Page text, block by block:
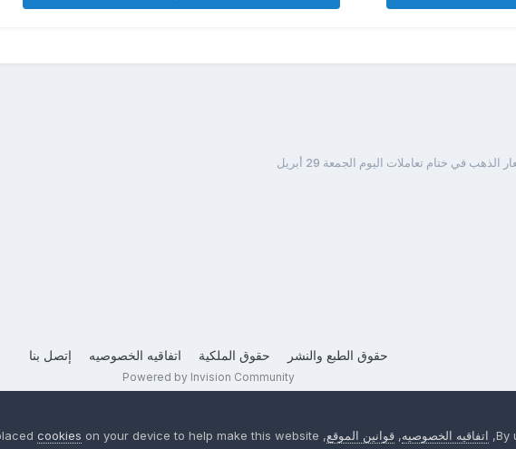
الذهب في ختام تعاملات اليوم الجمعة 29 أبريل
حقوق الطبع والنشر حقوق الملكية اتفاقيه الخصوصيه إتصل بنا
Powered by Invision Community
By
, اتفاقيه الخصوصيه, قوانين الموقع, We have placed
cookies on your device to help make this website